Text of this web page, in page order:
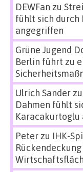
DEWFan zu
fühlt sich durch
angegriffen
Grüne Jugend
Berlin führt zu
Ulrich Sanderzu
Dahmen fühlt
Karacakurtoglu
Peterzu IHK-